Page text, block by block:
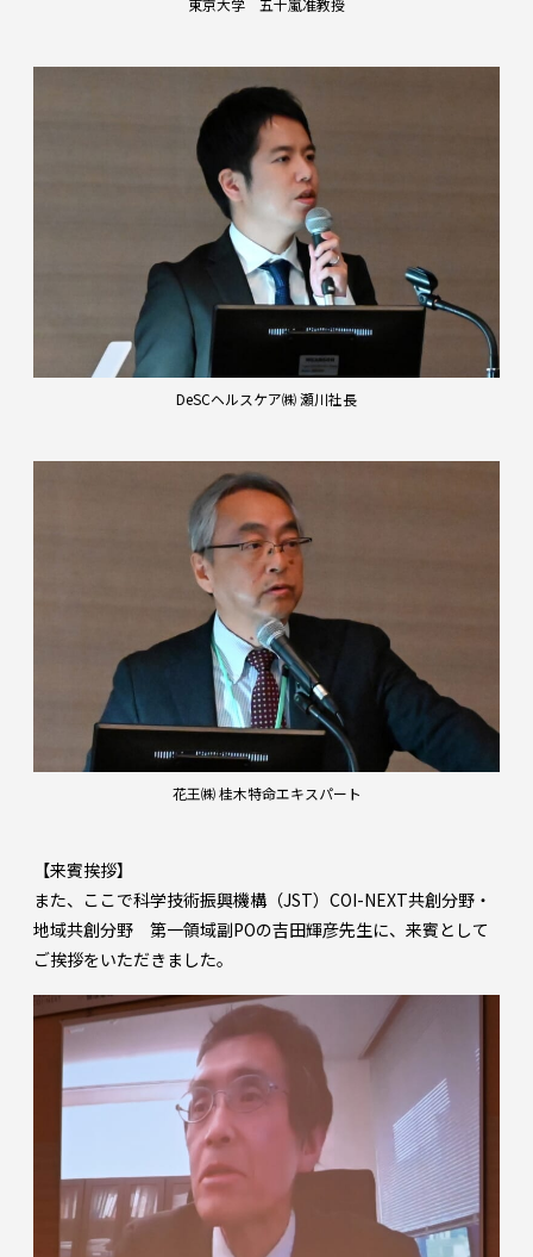
DeSCヘルスケア㈱ 瀬川社長
花王㈱ 桂木特命エキスパート
【来賓挨拶】
また、ここで科学技術振興機構（JST）COI-NEXT共創分野・
地域共創分野 第一領域副POの吉田輝彦先生に、来賓として
ご挨拶をいただきました。